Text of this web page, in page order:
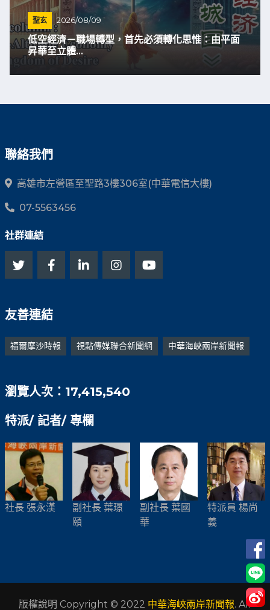
聖玄 2026/08/09
低空經濟－職場轉型，首先必須轉化思惟：由平面
昇華至立體...
聯絡我們
高雄市左營區至聖路3樓306室(中華電信大樓)
07-5563456
社群連結
友善連結
福爾摩沙時報 視點傳媒聯合新聞網 中華海峽兩岸新聞報
瀏覽人次：17,415,540
特派/ 記者/ 專欄
社長 張永漢
副社長 葉璟
頤
副社長 葉國
華
特派員 楊尚
義
版權說明 Copyright © 2022 中華海峽兩岸新聞報. All